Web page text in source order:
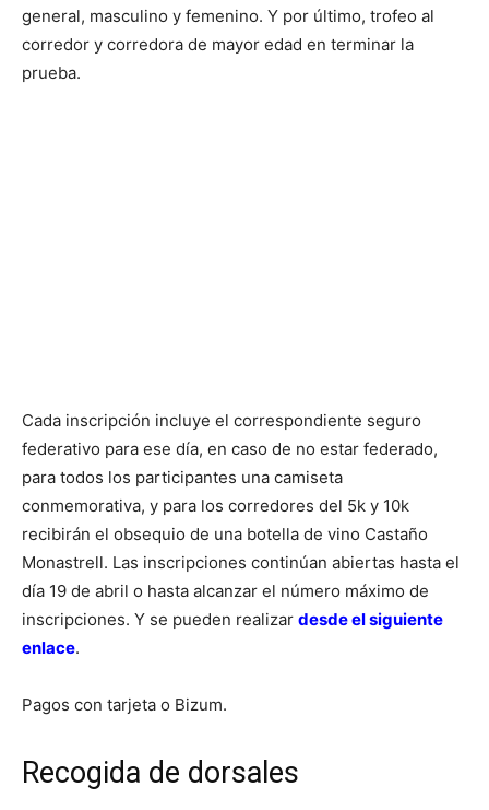
general, masculino y femenino. Y por último, trofeo al
corredor y corredora de mayor edad en terminar la
prueba.
Cada inscripción incluye el correspondiente seguro
federativo para ese día, en caso de no estar federado,
para todos los participantes una camiseta
conmemorativa, y para los corredores del 5k y 10k
recibirán el obsequio de una botella de vino Castaño
Monastrell. Las inscripciones continúan abiertas hasta el
día 19 de abril o hasta alcanzar el número máximo de
inscripciones. Y se pueden realizar desde el siguiente
enlace.
Pagos con tarjeta o Bizum.
Recogida de dorsales